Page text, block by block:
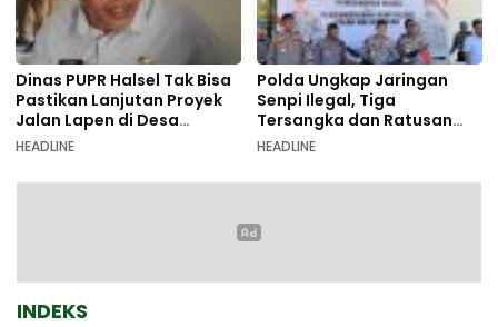
Dinas PUPR Halsel Tak Bisa
Pastikan Lanjutan Proyek
Jalan Lapen di Desa
Sambiki
HEADLINE
Polda Ungkap Jaringan
Senpi Ilegal, Tiga
Tersangka dan Ratusan
Amunisi Diamankan
HEADLINE
INDEKS